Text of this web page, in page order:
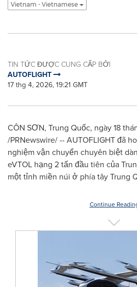
Vietnam - Vietnamese
TIN TỨC ĐƯỢC CUNG CẤP BỞI
AUTOFLIGHT
17 thg 4, 2026, 19:21 GMT
CÔN SƠN, Trung Quốc, ngày 18
/PRNewswire/ -- AUTOFLIGHT đã
nghiệm vận chuyển chuyên biệt
eVTOL hạng 2 tấn đầu tiên của
một tỉnh miền núi ở phía tây Trung
Continue